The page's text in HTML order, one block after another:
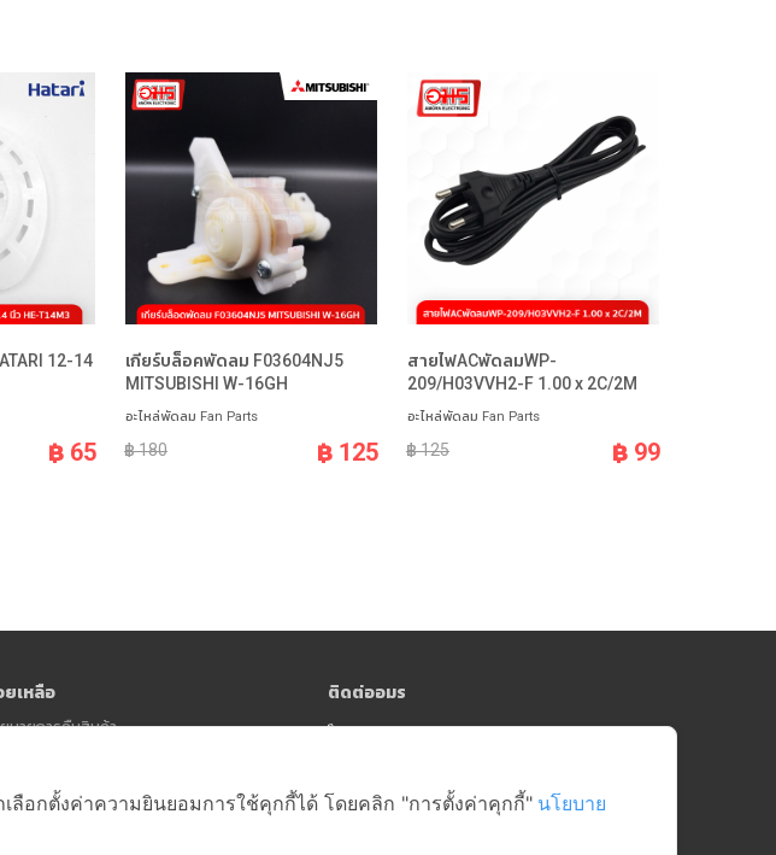
12-14
฿ 65
เกียร์บล็อคพัดลม F03604NJ5
MITSUBISHI W-16GH
อะไหล่พัดลม Fan Parts
฿ 180 ฿ 125
สายไฟACพัดลมWP-
209/H03VVH2-F 1.00 x 2C/2M
อะไหล่พัดลม Fan Parts
฿ 125 ฿ 99
ยเหลือ
บายการคืนสินค้า
ติดต่ออมร
064-181-0809
Head Office (คลังสินค้าสาย 5)
บริษัท อมรศูนย์รวมอะไหล่อีเล็คโทรนิคส์ จำกัด
ลือกตั้งค่าความยินยอมการใช้คุกกี้ได้ โดยคลิก "การตั้งค่าคุกกี้" นโยบาย